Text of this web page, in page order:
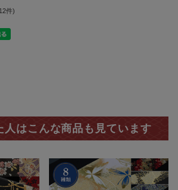
件)
人はこんな商品も見ています